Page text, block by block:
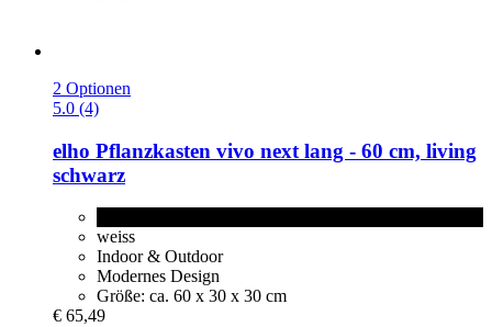
2 Optionen
5.0 (4)
elho Pflanzkasten vivo next lang -​ 60 cm, living
schwarz
weiss
Indoor & Outdoor
Modernes Design
Größe: ca. 60 x 30 x 30 cm
€ 65,49